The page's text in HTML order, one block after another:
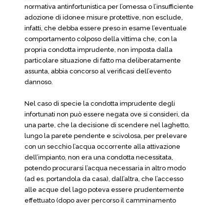
normativa antinfortunistica per l’omessa o l’insufficiente
adozione di idonee misure protettive, non esclude,
infatti, che debba essere preso in esame l’eventuale
comportamento colposo della vittima che, con la
propria condotta imprudente, non imposta dalla
particolare situazione di fatto ma deliberatamente
assunta, abbia concorso al verificasi dell’evento
dannoso.
Nel caso di specie la condotta imprudente degli
infortunati non può essere negata ove si consideri, da
una parte, che la decisione di scendere nel laghetto,
lungo la parete pendente e scivolosa, per prelevare
con un secchio l’acqua occorrente alla attivazione
dell’impianto, non era una condotta necessitata,
potendo procurarsi l’acqua necessaria in altro modo
(ad es. portandola da casa), dall’altra, che l’accesso
alle acque del lago poteva essere prudentemente
effettuato (dopo aver percorso il camminamento